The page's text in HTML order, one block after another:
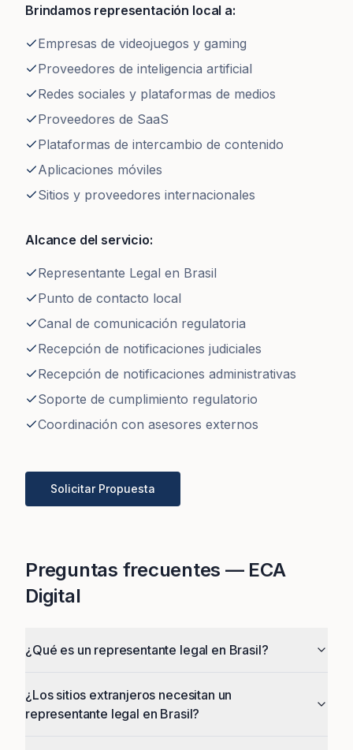
Brindamos representación local a:
Empresas de videojuegos y gaming
Proveedores de inteligencia artificial
Redes sociales y plataformas de medios
Proveedores de SaaS
Plataformas de intercambio de contenido
Aplicaciones móviles
Sitios y proveedores internacionales
Alcance del servicio:
Representante Legal en Brasil
Punto de contacto local
Canal de comunicación regulatoria
Recepción de notificaciones judiciales
Recepción de notificaciones administrativas
Soporte de cumplimiento regulatorio
Coordinación con asesores externos
Solicitar Propuesta
Preguntas frecuentes — ECA
Digital
¿Qué es un representante legal en Brasil?
¿Los sitios extranjeros necesitan un
representante legal en Brasil?